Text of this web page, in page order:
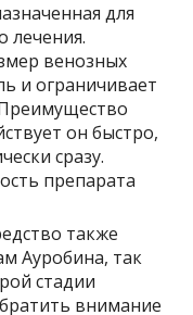
для
лечения.
венозных
и ограничивает
он быстро,
сразу.
препарата
также
Ауробина, так
стадии
внимание